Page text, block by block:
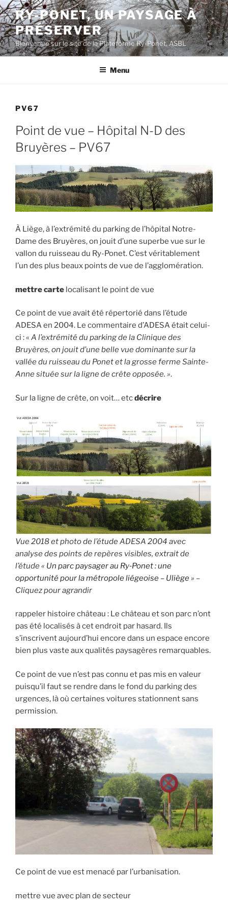
Aller
au
contenu
principal
RY-PONET, UN PAYSAGE À
PRÉSERVER
Bienvenue sur le site de la Plateforme Ry-Ponet, ASBL
Menu
PV67
Point de vue – Hôpital N-D des
Bruyères – PV67
À Liège, à l’extrémité du parking de l’hôpital Notre-
Dame des Bruyères, on jouit d’une superbe vue sur le
vallon du ruisseau du Ry-Ponet. C’est véritablement
l’un des plus beaux points de vue de l’agglomération.
mettre carte localisant le point de vue
Ce point de vue avait été répertorié dans l’étude
ADESA en 2004. Le commentaire d’ADESA était celui-
ci : « A l’extrémité du parking de la Clinique des
Bruyères, on jouit d’une belle vue dominante sur la
vallée du ruisseau du Ponet et la grosse ferme Sainte-
Anne située sur la ligne de crête opposée. ».
Sur la ligne de crête, on voit… etcdécrire
Vue 2018 et photo de l’étude ADESA 2004 avec
analyse des points de repères visibles, extrait de
l’étude « Un parc paysager au Ry‐Ponet : une
opportunité pour la métropole liégeoise – Uliège» –
Cliquez pour agrandir
rappeler histoire château : Le château et son parc n’ont
pas été localisés à cet endroit par hasard. Ils
s’inscrivent aujourd’hui encore dans un espace encore
bien plus vaste aux qualités paysagères remarquables.
Ce point de vue n’est pas connu et pas mis en valeur
puisqu’il faut se rendre dans le fond du parking des
urgences, là où certaines voitures stationnent sans
permission.
Ce point de vue est menacé par l’urbanisation.
mettre vue avec plan de secteur